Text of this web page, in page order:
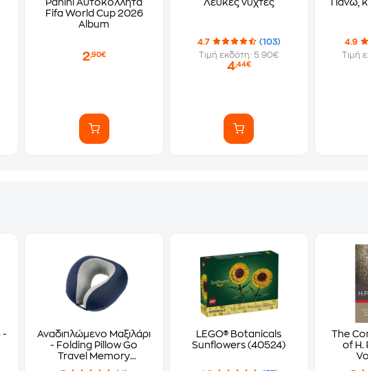
Panini Αυτοκόλλητα
Fifa World Cup 2026
Album
2,90€
Λευκές νύχτες
4.7
(103)
Τιμή εκδότη: 5.90€
4,44€
Πάνω,
4.9
Τιμή
-
Αναδιπλώμενο Μαξιλάρι
- Folding Pillow Go
Travel Memory
Dreamer
LEGO® Botanicals
Sunflowers (40524)
The
of H.